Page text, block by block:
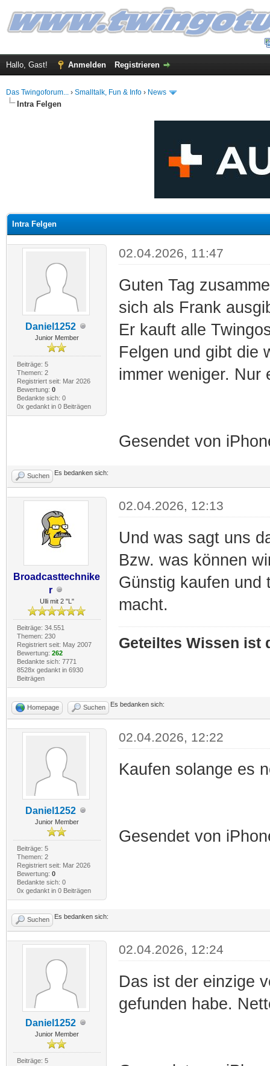
Hallo, Gast! Anmelden Registrieren
Das Twingoforum... › Smalltalk, Fun & Info › News
Intra Felgen
Intra Felgen
Daniel1252
Junior Member
Beiträge: 5
Themen: 2
Registriert seit: Mar 2026
Bewertung: 0
Bedankte sich: 0
0x gedankt in 0 Beiträgen
02.04.2026, 11:47
Guten Tag
sich als Frank
Er kauft alle
Felgen und gibt die
immer weniger. Nur
Gesendet von
Suchen Es bedanken sich:
Broadcasttechnike
r
Ulli mit 2 "L"
Beiträge: 34.551
Themen: 230
Registriert seit: May 2007
Bewertung: 262
Bedankte sich: 7771
8528x gedankt in 6930
Beiträgen
02.04.2026, 12:13
Und was sagt uns
Bzw. was können
Günstig kaufen und
macht.
Geteiltes Wissen ist
Homepage Suchen Es bedanken sich:
Daniel1252
Junior Member
Beiträge: 5
Themen: 2
Registriert seit: Mar 2026
Bewertung: 0
Bedankte sich: 0
0x gedankt in 0 Beiträgen
02.04.2026, 12:22
Kaufen solange es
Gesendet von
Suchen Es bedanken sich:
Daniel1252
Junior Member
Beiträge: 5
02.04.2026, 12:24
Das ist der einzige
gefunden habe.